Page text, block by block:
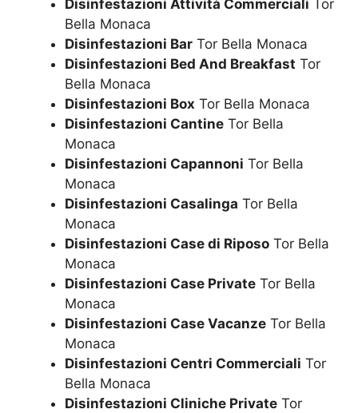
Disinfestazioni Attività Commerciali Tor
Bella Monaca
Disinfestazioni Bar Tor Bella Monaca
Disinfestazioni Bed And Breakfast Tor
Bella Monaca
Disinfestazioni Box Tor Bella Monaca
Disinfestazioni Cantine Tor Bella
Monaca
Disinfestazioni Capannoni Tor Bella
Monaca
Disinfestazioni Casalinga Tor Bella
Monaca
Disinfestazioni Case di Riposo Tor Bella
Monaca
Disinfestazioni Case Private Tor Bella
Monaca
Disinfestazioni Case Vacanze Tor Bella
Monaca
Disinfestazioni Centri Commerciali Tor
Bella Monaca
Disinfestazioni Cliniche Private Tor